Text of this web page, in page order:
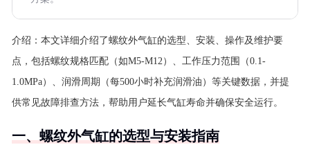
介绍： 本文详细介绍了螺纹外气缸的选型、安装、操作及维护要
点，包括螺纹规格匹配（如M5-M12）、工作压力范围（0.1-
1.0MPa）、润滑周期（每500小时补充润滑油）等关键数据，并提
供常见故障排查方法，帮助用户延长气缸寿命并确保安全运行。
一、螺纹外气缸的选型与安装指南